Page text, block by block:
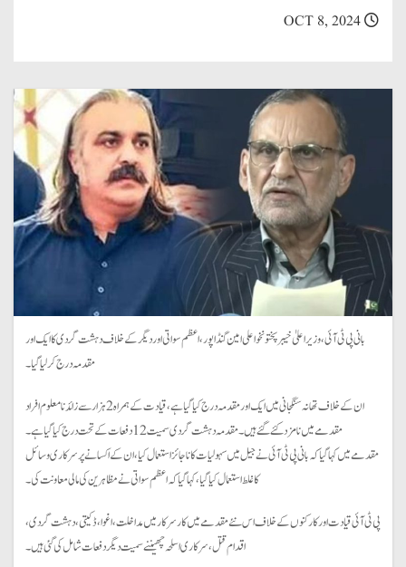
OCT 8, 2024
بانی پی ٹی آئی، وزیراعلیٰ خیبرپختونخوا علی امین گنڈاپور، اعظم سواتی اور دیگر کے خلاف دہشت گردی کا ایک اور
مقدمہ درج کرلیا گیا۔
ان کے خلاف تھانہ سنگجانی میں ایک اور مقدمہ درج کیا گیا ہے، قیادت کے ہمراہ 2 ہزار سے زائد نامعلوم افراد
مقدمے میں نامزد کئے گئے ہیں۔مقدمہ دہشت گردی سمیت 12 دفعات کے تحت درج کیا گیا ہے۔
مقدمے میں کہا گیا کہ بانی پی ٹی آئی نے جیل میں سہولیات کا ناجائز استعمال کیا، ان کے اکسانے پر سرکاری وسائل
کا غلط استعمال کیا گیا، کہا گیا کہ اعظم سواتی نے مظاہرین کی مالی معاونت کی۔
پی ٹی آئی قیادت اور کارکنوں کے خلاف اس نئے مقدمے میں کار سرکار میں مداخلت، اغوا، ڈکیتی، دہشت گردی،
اقدام قتل، سرکاری اسلحہ چھیننے سمیت دیگر دفعات شامل کی گئی ہیں۔